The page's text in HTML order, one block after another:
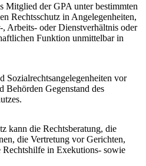
Mitglied der GPA unter bestimmten
Rechtsschutz in Angelegenheiten,
Arbeits- oder Dienstverhältnis oder
Funktion unmittelbar in
Sozialrechtsangelegenheiten vor
Behörden Gegenstand des
kann die Rechtsberatung, die
die Vertretung vor Gerichten,
in Exekutions- sowie